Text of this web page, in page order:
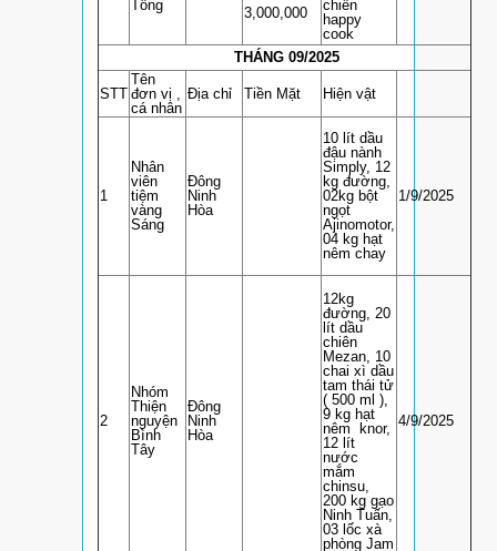
Tổng 3,000,000
chiên
happy
cook
THÁNG 09/2025
STT
Tên
đơn vị ,
cá nhân
Địa chỉ Tiền Mặt Hiện vật
1
Nhân
viên
tiệm
vàng
Sáng
Đông
Ninh
Hòa
10 lít dầu
đậu nành
Simply, 12
kg đường,
02kg bột
ngọt
Ajinomotor,
04 kg hạt
nêm chay
1/9/2025
2
Nhóm
Thiện
nguyện
Bình
Tây
Đông
Ninh
Hòa
12kg
đường, 20
lít dầu
chiên
Mezan, 10
chai xì dầu
tam thái tử
( 500 ml ),
9 kg hạt
nêm knor,
12 lít
nước
mắm
chinsu,
200 kg gạo
Ninh Tuấn,
03 lốc xà
phòng Jam
4/9/2025